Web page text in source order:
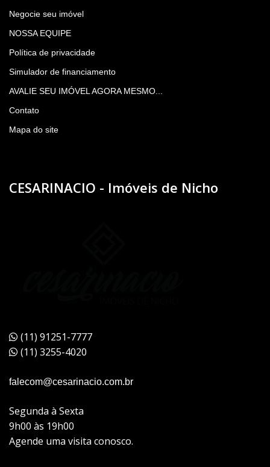
Negocie seu imóvel
NOSSA EQUIPE
Política de privacidade
Simulador de financiamento
AVALIE SEU IMÓVEL AGORA MESMO...
Contato
Mapa do site
CESARINACIO - Imóveis de Nicho
(11) 91251-7777
(11) 3255-4020
falecom@cesarinacio.com.br
Segunda à Sexta
9h00 às 19h00
Agende uma visita conosco.